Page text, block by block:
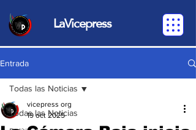
LaVicepress
Entrada
Todas las Noticias
Todas las Noticias
vicepress org
19 oct 2025